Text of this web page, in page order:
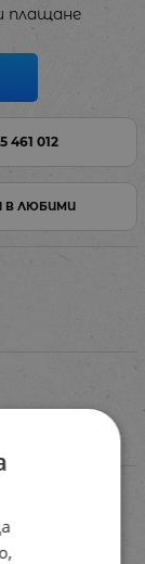
плащане
461 012
В ЛЮБИМИ